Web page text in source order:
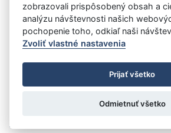
Vystavil:Elektronický
Úrad vlády SR
- Všetky práva
Prehlásenie o prístupnosti
Zmluvy do
Nastavenia cookies
: Aglo Solutions
zobrazovali prispôsobený obsah a
analýzu návštevnosti našich
pochopenie toho, odkiaľ naši
Zvoliť vlastné nastavenia
Prijať všetko
Odmietnuť všetko